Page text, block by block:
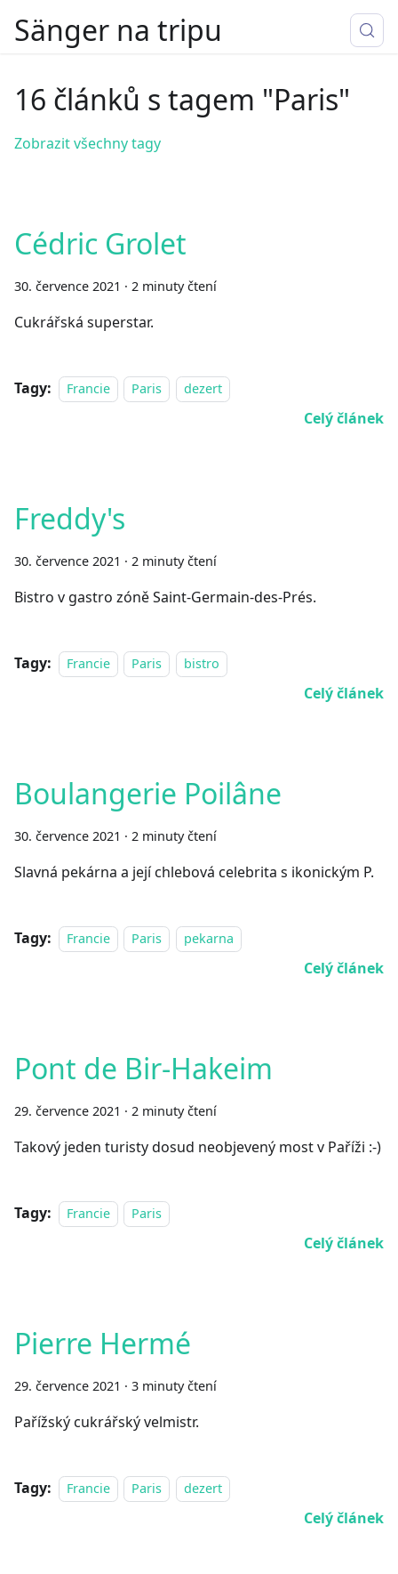
Sänger na tripu
16 článků s tagem "Paris"
Zobrazit všechny tagy
Cédric Grolet
30. července 2021 · 2 minuty čtení
Cukrářská superstar.
Tagy: Francie Paris dezert
Celý článek
Freddy's
30. července 2021 · 2 minuty čtení
Bistro v gastro zóně Saint-Germain-des-Prés.
Tagy: Francie Paris bistro
Celý článek
Boulangerie Poilâne
30. července 2021 · 2 minuty čtení
Slavná pekárna a její chlebová celebrita s ikonickým P.
Tagy: Francie Paris pekarna
Celý článek
Pont de Bir-Hakeim
29. července 2021 · 2 minuty čtení
Takový jeden turisty dosud neobjevený most v Paříži :-)
Tagy: Francie Paris
Celý článek
Pierre Hermé
29. července 2021 · 3 minuty čtení
Pařížský cukrářský velmistr.
Tagy: Francie Paris dezert
Celý článek